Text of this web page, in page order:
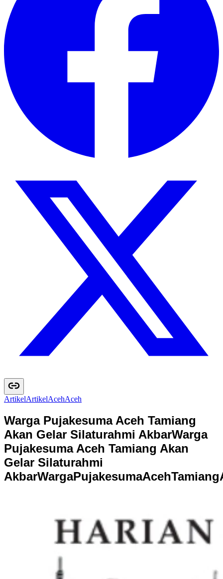
ArtikelArtikelAcehAceh
Warga Pujakesuma Aceh Tamiang
Akan Gelar Silaturahmi AkbarWarga
Pujakesuma Aceh Tamiang Akan
Gelar Silaturahmi
AkbarWargaPujakesumaAcehTamiang